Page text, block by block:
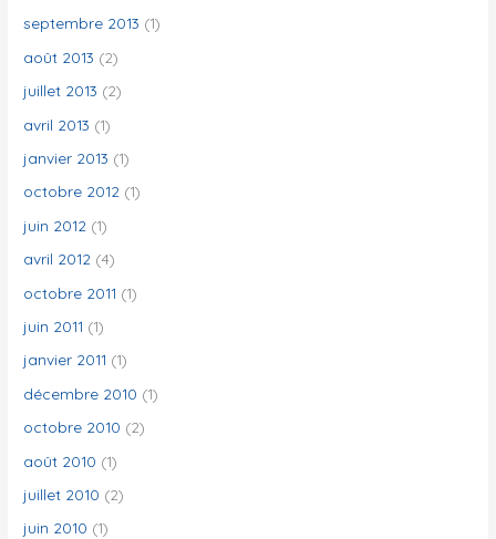
septembre 2013 (1)
août 2013 (2)
juillet 2013 (2)
avril 2013 (1)
janvier 2013 (1)
octobre 2012 (1)
juin 2012 (1)
avril 2012 (4)
octobre 2011 (1)
juin 2011 (1)
janvier 2011 (1)
décembre 2010 (1)
octobre 2010 (2)
août 2010 (1)
juillet 2010 (2)
juin 2010 (1)